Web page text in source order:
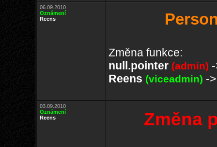
06.09.2010
Oznámení
Reens
Změna funkce:
null.pointer (admin)
Reens (viceadmin) -
03.09.2010
Oznámení
Reens
Změna